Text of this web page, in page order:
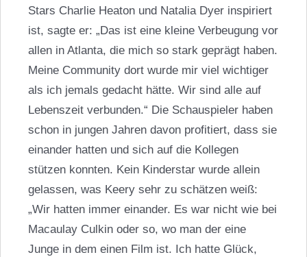
Stars Charlie Heaton und Natalia Dyer inspiriert
ist, sagte er: „Das ist eine kleine Verbeugung vor
allen in Atlanta, die mich so stark geprägt haben.
Meine Community dort wurde mir viel wichtiger
als ich jemals gedacht hätte. Wir sind alle auf
Lebenszeit verbunden.“ Die Schauspieler haben
schon in jungen Jahren davon profitiert, dass sie
einander hatten und sich auf die Kollegen
stützen konnten. Kein Kinderstar wurde allein
gelassen, was Keery sehr zu schätzen weiß:
„Wir hatten immer einander. Es war nicht wie bei
Macaulay Culkinoder so, wo man der eine
Junge in dem einen Film ist. Ich hatte Glück,